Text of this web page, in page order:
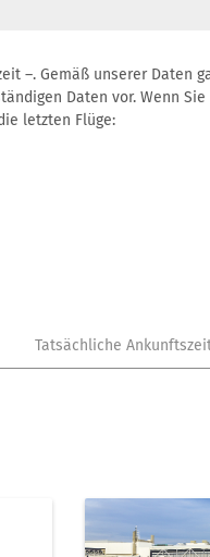
–. Gemäß unserer Daten
Daten vor. Wenn
letzten Flüge:
Tatsächliche